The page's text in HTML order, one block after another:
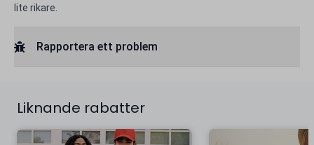
lite rikare.
Rapportera ett problem
Liknande rabatter